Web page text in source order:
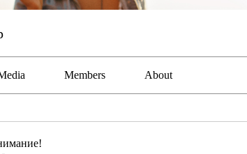
Members About